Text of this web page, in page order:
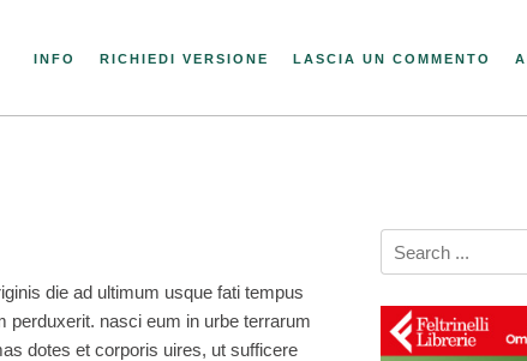
INFO RICHIEDI VERSIONE LASCIA UN COMMENTO
die ad ultimum usque fati tempus
perduxerit. nasci eum in urbe terrarum
dotes et corporis uires, ut sufficere
Search
for: